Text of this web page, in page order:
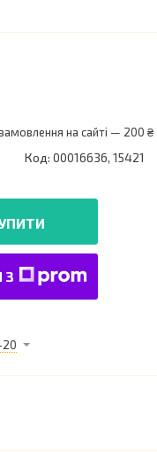
на сайті — 200 ₴
Код: 00016636, 15421
З
20